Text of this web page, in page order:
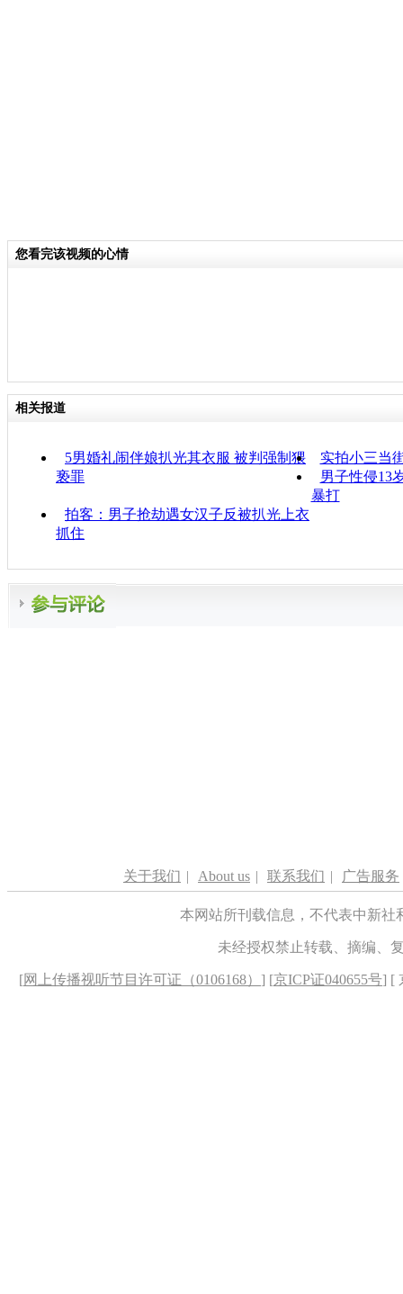
您看完该视频的心情
相关报道
5男婚礼闹伴娘扒光其衣服 被判强制猥
亵罪
实拍小三当
男子性侵13
暴打
拍客：男子抢劫遇女汉子反被扒光上衣
抓住
关于我们 | About us | 联系我们 | 广告服务
本网站所刊载信息，不代表中新
未经授权禁止转载、摘编、
[网上传播视听节目许可证（0106168） ] [京ICP证040655号] [